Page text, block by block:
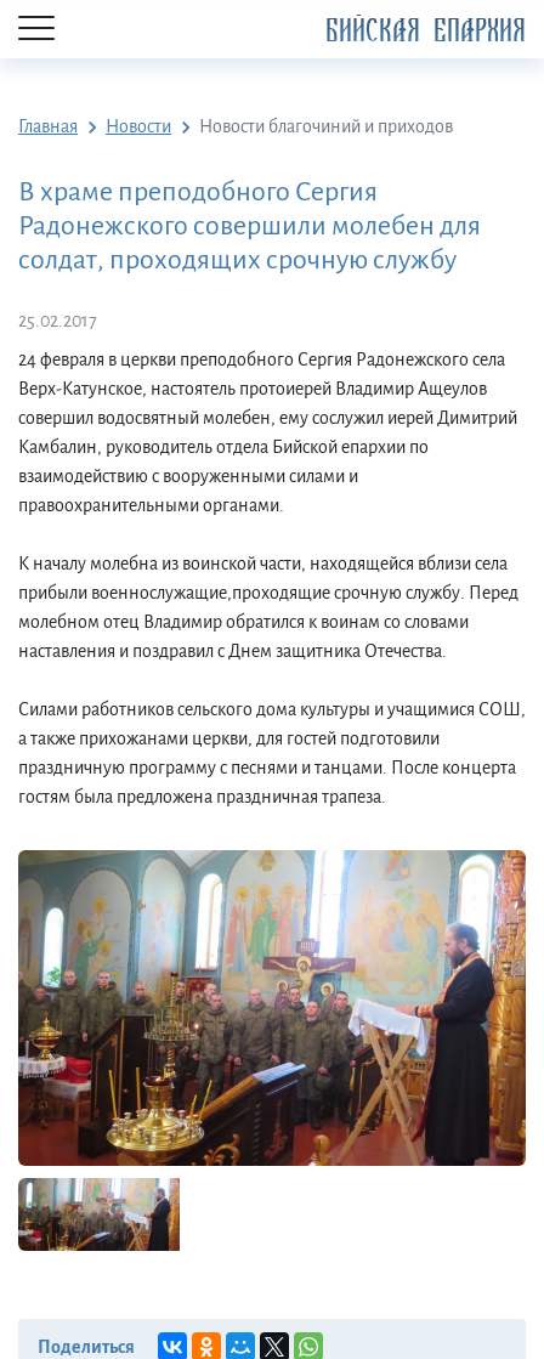
БИЙСКАЯ ЕПАРХИЯ
Главная Новости Новости благочиний и приходов
В храме преподобного Сергия
Радонежского совершили молебен для
солдат, проходящих срочную службу
25.02.2017
24 февраля в церкви преподобного Сергия Радонежского села
Верх-Катунское, настоятель протоиерей Владимир Ащеулов
совершил водосвятный молебен, ему сослужил иерей Димитрий
Камбалин, руководитель отдела Бийской епархии по
взаимодействию с вооруженными силами и
правоохранительными органами.
К началу молебна из воинской части, находящейся вблизи села
прибыли военнослужащие,проходящие срочную службу. Перед
молебном отец Владимир обратился к воинам со словами
наставления и поздравил с Днем защитника Отечества.
Силами работников сельского дома культуры и учащимися СОШ,
а также прихожанами церкви, для гостей подготовили
праздничную программу с песнями и танцами. После концерта
гостям была предложена праздничная трапеза.
Поделиться